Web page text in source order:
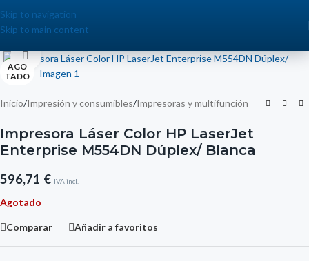
Skip to navigation
Skip to main content
AGO
TADO
Click to enlarge
Inicio/Impresión y consumibles/Impresoras y multifunción
Impresora Láser Color HP LaserJet
Enterprise M554DN Dúplex/ Blanca
596,71 € IVA incl.
Agotado
Comparar Añadir a favoritos